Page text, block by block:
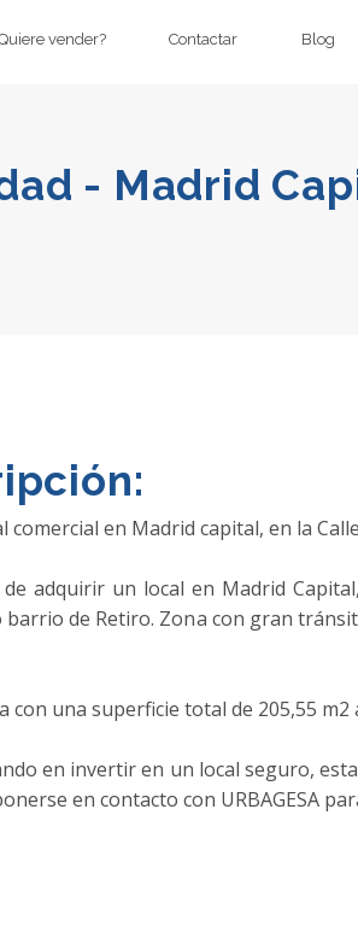
vender? Contactar Blog
- Madrid
comercial en Madrid capital, en la
adquirir un local en Madrid
barrio de Retiro. Zona con gran
con una superficie total de 205,55
en invertir en un local seguro,
en contacto con URBAGESA